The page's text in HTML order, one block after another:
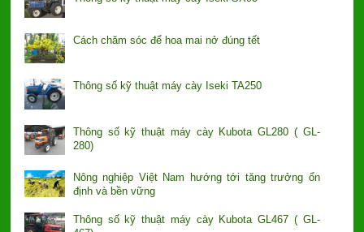
Cách chăm sóc để hoa mai nở đúng tết
Thông số kỹ thuật máy cày Iseki TA250
Thông số kỹ thuật máy cày Kubota GL280 ( GL-
280)
Nông nghiệp Việt Nam hướng tới tăng trưởng ổn
định và bền vững
Thông số kỹ thuật máy cày Kubota GL467 ( GL-